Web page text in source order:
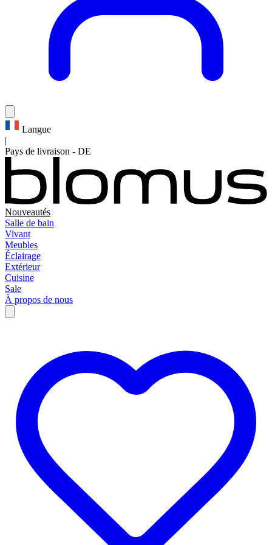
Langue
|
Pays de livraison - DE
Nouveautés
Salle de bain
Vivant
Meubles
Éclairage
Extérieur
Cuisine
Sale
À propos de nous